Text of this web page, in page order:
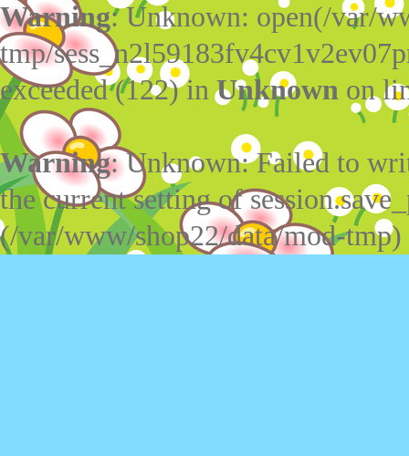
Warning: Unknown: open(/var/
tmp/
exceeded (122) inUnknown on
Warning: Unknown: Failed to
the current setting of
(/var/www/shop22/data/mod-